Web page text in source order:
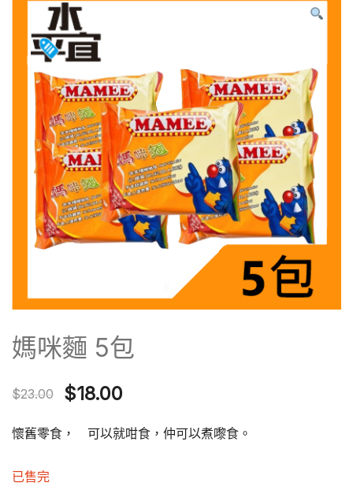
媽咪麵 5包
$23.00
Original
price
$18.00
price
懷舊零食， 可以就咁食，仲可以煮嚟食。
已售完